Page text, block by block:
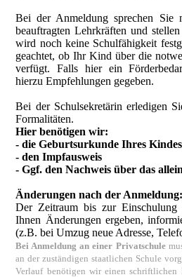
Bei der Anmeldung sprechen Sie
beauftragten Lehrkräften und
wird noch keine Schulfähigkeit
geachtet, ob Ihr Kind über die
verfügt. Falls hier ein
hierzu Empfehlungen gegeben.
Bei der Schulsekretärin erledigen
Formalitäten.
Hier benötigen wir:
- die Geburtsurkunde Ihres Kindes
- den Impfausweis
- Ggf. den Nachweis über das
Änderungen nach der Anmeldung:
Der Zeitraum bis zur
Ihnen Änderungen ergeben,
(z.B. bei Umzug neue Adresse,
Bei Anmeldung an einer Privatschule
an der zuständigen staatlichen Schule
Verlauf benötigen wir einen schriftlichen